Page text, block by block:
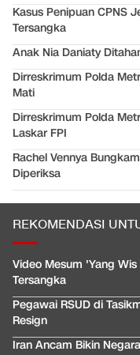
Kasus Penipuan CPNS
Tersangka
Anak Nia Daniaty
Dirreskrimum Polda
Mati
Dirreskrimum Polda
Laskar FPI
Rachel Vennya
Diperiksa
REKOMENDASI
Video Mesum 'Yang
Tersangka
Pegawai RSUD di
Resign
Iran Ancam Bikin